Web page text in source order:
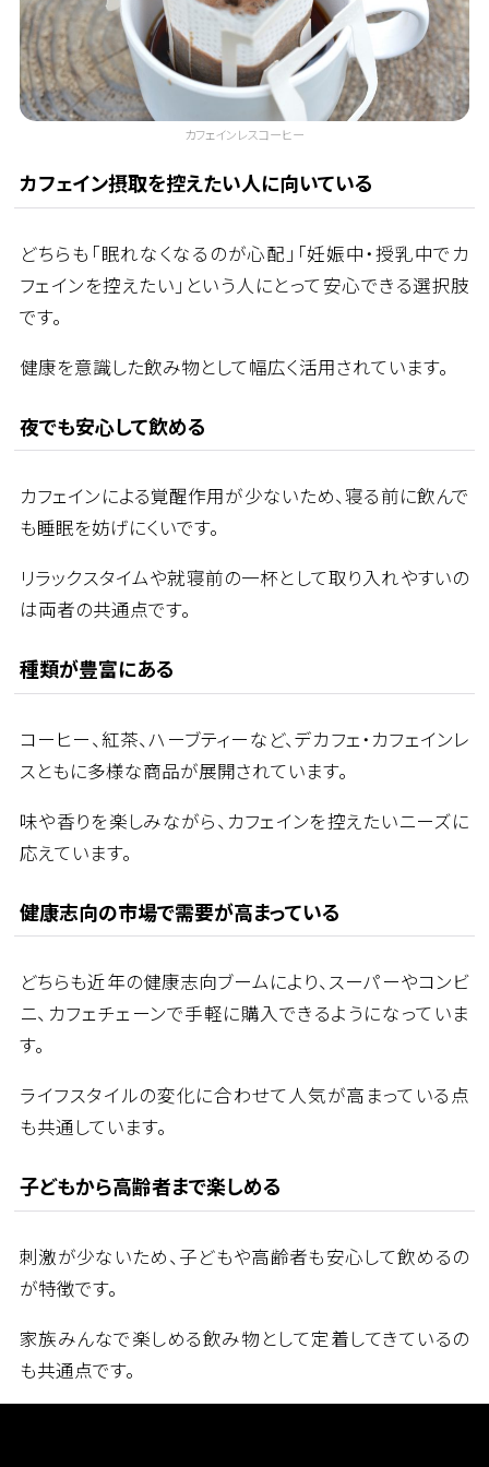
カフェインレスコーヒー
カフェイン摂取を控えたい人に向いている
どちらも「眠れなくなるのが心配」「妊娠中・授乳中でカ
フェインを控えたい」という人にとって安心できる選択肢
です。
健康を意識した飲み物として幅広く活用されています。
夜でも安心して飲める
カフェインによる覚醒作用が少ないため、寝る前に飲んで
も睡眠を妨げにくいです。
リラックスタイムや就寝前の一杯として取り入れやすいの
は両者の共通点です。
種類が豊富にある
コーヒー、紅茶、ハーブティーなど、デカフェ・カフェインレ
スともに多様な商品が展開されています。
味や香りを楽しみながら、カフェインを控えたいニーズに
応えています。
健康志向の市場で需要が高まっている
どちらも近年の健康志向ブームにより、スーパーやコンビ
ニ、カフェチェーンで手軽に購入できるようになっていま
す。
ライフスタイルの変化に合わせて人気が高まっている点
も共通しています。
子どもから高齢者まで楽しめる
刺激が少ないため、子どもや高齢者も安心して飲めるの
が特徴です。
家族みんなで楽しめる飲み物として定着してきているの
も共通点です。